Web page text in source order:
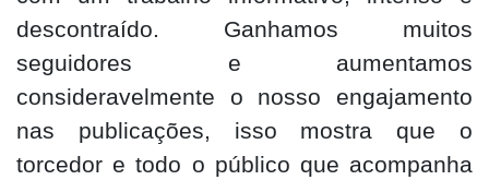
descontraído. Ganhamos muitos
seguidores e aumentamos
consideravelmente o nosso engajamento
nas publicações, isso mostra que o
torcedor e todo o público que acompanha